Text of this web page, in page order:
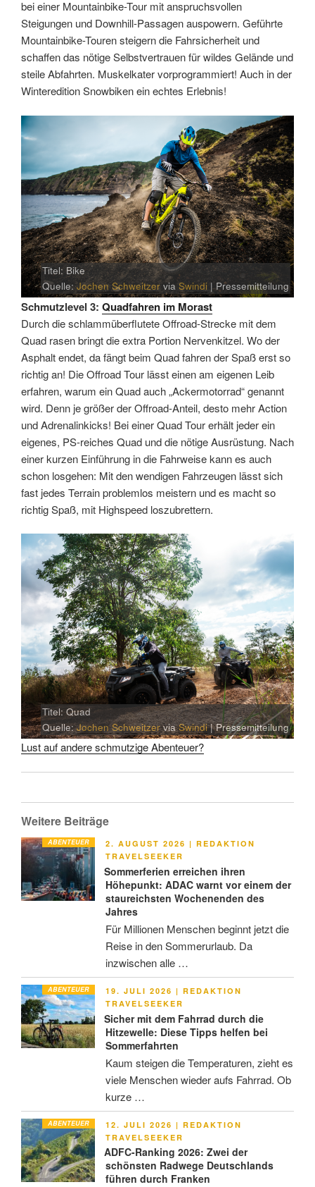
bei einer Mountainbike-Tour mit anspruchsvollen
Steigungen und Downhill-Passagen auspowern. Geführte
Mountainbike-Touren steigern die Fahrsicherheit und
schaffen das nötige Selbstvertrauen für wildes Gelände und
steile Abfahrten. Muskelkater vorprogrammiert! Auch in der
Winteredition Snowbiken ein echtes Erlebnis!
Titel: Bike
Quelle:Jochen Schweitzervia Swindi| Pressemitteilung
Schmutzlevel 3: Quadfahren im Morast
Durch die schlammüberflutete Offroad-Strecke mit dem
Quad rasen bringt die extra Portion Nervenkitzel. Wo der
Asphalt endet, da fängt beim Quad fahren der Spaß erst so
richtig an! Die Offroad Tour lässt einen am eigenen Leib
erfahren, warum ein Quad auch „Ackermotorrad“ genannt
wird. Denn je größer der Offroad-Anteil, desto mehr Action
und Adrenalinkicks! Bei einer Quad Tour erhält jeder ein
eigenes, PS-reiches Quad und die nötige Ausrüstung. Nach
einer kurzen Einführung in die Fahrweise kann es auch
schon losgehen: Mit den wendigen Fahrzeugen lässt sich
fast jedes Terrain problemlos meistern und es macht so
richtig Spaß, mit Highspeed loszubrettern.
Titel: Quad
Quelle:Jochen SchweitzerviaSwindi| Pressemitteilung
Lust auf andere schmutzige Abenteuer?
Weitere Beiträge
ABENTEUER
VERÖFFENTLICHT
AM
2. AUGUST 2026 | REDAKTION
TRAVELSEEKER
Sommerferien erreichen ihren
Höhepunkt: ADAC warnt vor einem der
staureichsten Wochenenden des
Jahres
Für Millionen Menschen beginnt jetzt die
Reise in den Sommerurlaub. Da
inzwischen alle …
ABENTEUER
VERÖFFENTLICHT
AM
19. JULI 2026 | REDAKTION
TRAVELSEEKER
Sicher mit dem Fahrrad durch die
Hitzewelle: Diese Tipps helfen bei
Sommerfahrten
Kaum steigen die Temperaturen, zieht es
viele Menschen wieder aufs Fahrrad. Ob
kurze …
ABENTEUER
VERÖFFENTLICHT
AM
12. JULI 2026 | REDAKTION
TRAVELSEEKER
ADFC-Ranking 2026: Zwei der
schönsten Radwege Deutschlands
führen durch Franken